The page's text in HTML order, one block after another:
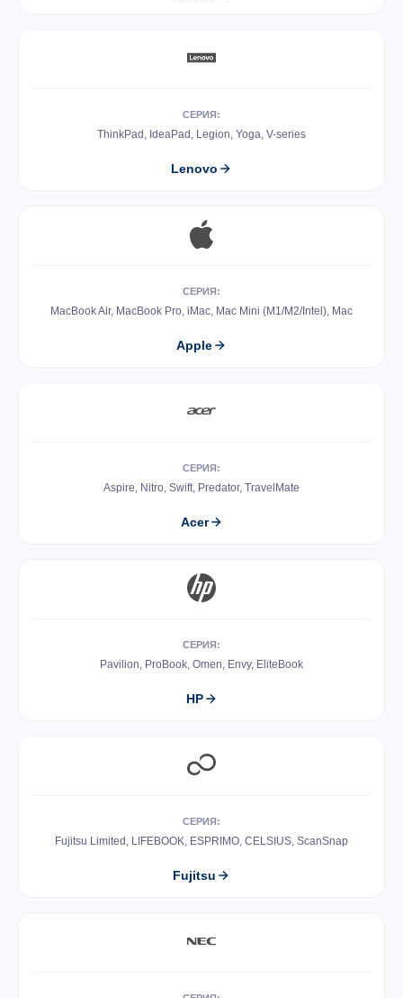
СЕРИЯ:
ThinkPad, IdeaPad, Legion, Yoga, V-series
Lenovo
СЕРИЯ:
MacBook Air, MacBook Pro, iMac, Mac Mini (M1/M2/Intel), Mac
Apple
СЕРИЯ:
Aspire, Nitro, Swift, Predator, TravelMate
Acer
СЕРИЯ:
Pavilion, ProBook, Omen, Envy, EliteBook
HP
СЕРИЯ:
Fujitsu Limited, LIFEBOOK, ESPRIMO, CELSIUS, ScanSnap
Fujitsu